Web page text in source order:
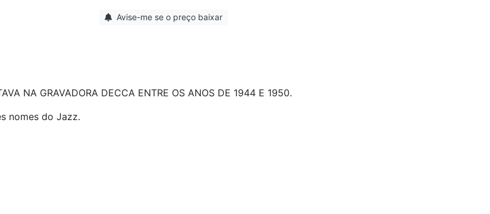
Avise-me se o preço baixar
NA GRAVADORA DECCA ENTRE OS ANOS DE 1944 E 1950.
nomes do Jazz.